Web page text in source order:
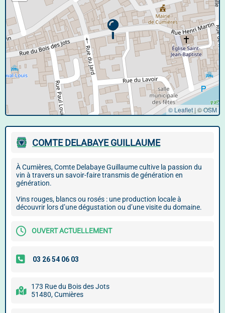
© Leaflet | ©OSM
COMTE DELABAYE GUILLAUME
À Cumières, Comte Delabaye Guillaume cultive la passion du
vin à travers un savoir-faire transmis de génération en
génération.
Vins rouges, blancs ou rosés : une production locale à
découvrir lors d’une dégustation ou d’une visite du domaine.
OUVERT ACTUELLEMENT
173 Rue du Bois des Jots
51480, Cumières